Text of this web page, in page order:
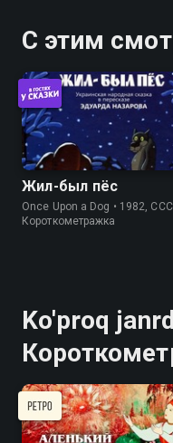
С этим
Жил-был пёс
Once Upon a Dog • 1982,
Короткометражка
Ko'proq